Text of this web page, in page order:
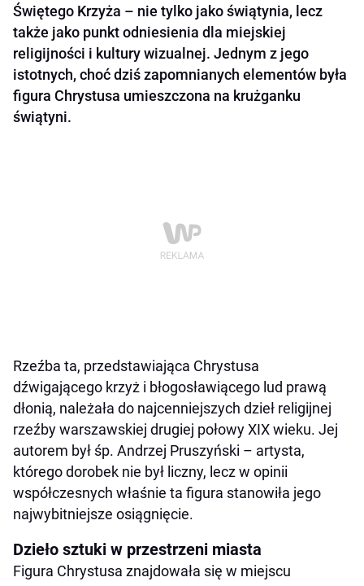
Świętego Krzyża – nie tylko jako świątynia, lecz
także jako punkt odniesienia dla miejskiej
religijności i kultury wizualnej. Jednym z jego
istotnych, choć dziś zapomnianych elementów była
figura Chrystusa umieszczona na krużganku
świątyni.
Rzeźba ta, przedstawiająca Chrystusa
dźwigającego krzyż i błogosławiącego lud prawą
dłonią, należała do najcenniejszych dzieł religijnej
rzeźby warszawskiej drugiej połowy XIX wieku. Jej
autorem był śp. Andrzej Pruszyński – artysta,
którego dorobek nie był liczny, lecz w opinii
współczesnych właśnie ta figura stanowiła jego
najwybitniejsze osiągnięcie.
Dzieło sztuki w przestrzeni miasta
Figura Chrystusa znajdowała się w miejscu